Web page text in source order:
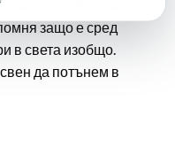
и „Конска
защо е сред
в света изобщо.
да потънем в